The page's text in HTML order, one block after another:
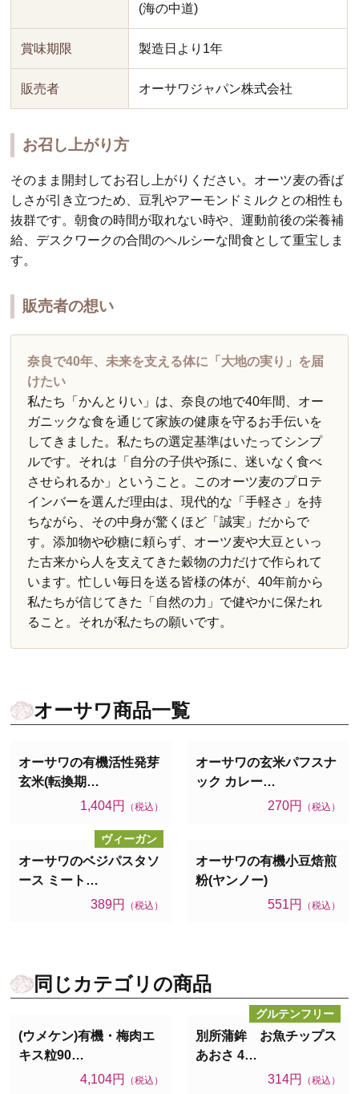
(海の中道)
賞味期限 製造日より1年
販売者 オーサワジャパン株式会社
お召し上がり方
そのまま開封してお召し上がりください。オーツ麦の香ば
しさが引き立つため、豆乳やアーモンドミルクとの相性も
抜群です。朝食の時間が取れない時や、運動前後の栄養補
給、デスクワークの合間のヘルシーな間食として重宝しま
す。
販売者の想い
奈良で40年、未来を支える体に「大地の実り」を届
けたい
私たち「かんとりい」は、奈良の地で40年間、オー
ガニックな食を通じて家族の健康を守るお手伝いを
してきました。私たちの選定基準はいたってシンプ
ルです。それは「自分の子供や孫に、迷いなく食べ
させられるか」ということ。このオーツ麦のプロテ
インバーを選んだ理由は、現代的な「手軽さ」を持
ちながら、その中身が驚くほど「誠実」だからで
す。添加物や砂糖に頼らず、オーツ麦や大豆といっ
た古来から人を支えてきた穀物の力だけで作られて
います。忙しい毎日を送る皆様の体が、40年前から
私たちが信じてきた「自然の力」で健やかに保たれ
ること。それが私たちの願いです。
オーサワ商品一覧
オーサワの有機活性発芽
玄米(転換期…
1,404円
（税込）
オーサワの玄米パフスナ
ック カレー…
270円
（税込）
ヴィーガン
オーサワのベジパスタソ
ース ミート…
389円
（税込）
オーサワの有機小豆焙煎
粉(ヤンノー)
551円
（税込）
同じカテゴリの商品
(ウメケン)有機・梅肉エ
キス粒90…
4,104円
（税込）
グルテンフリー
別所蒲鉾 お魚チップス
あおさ 4…
314円
（税込）